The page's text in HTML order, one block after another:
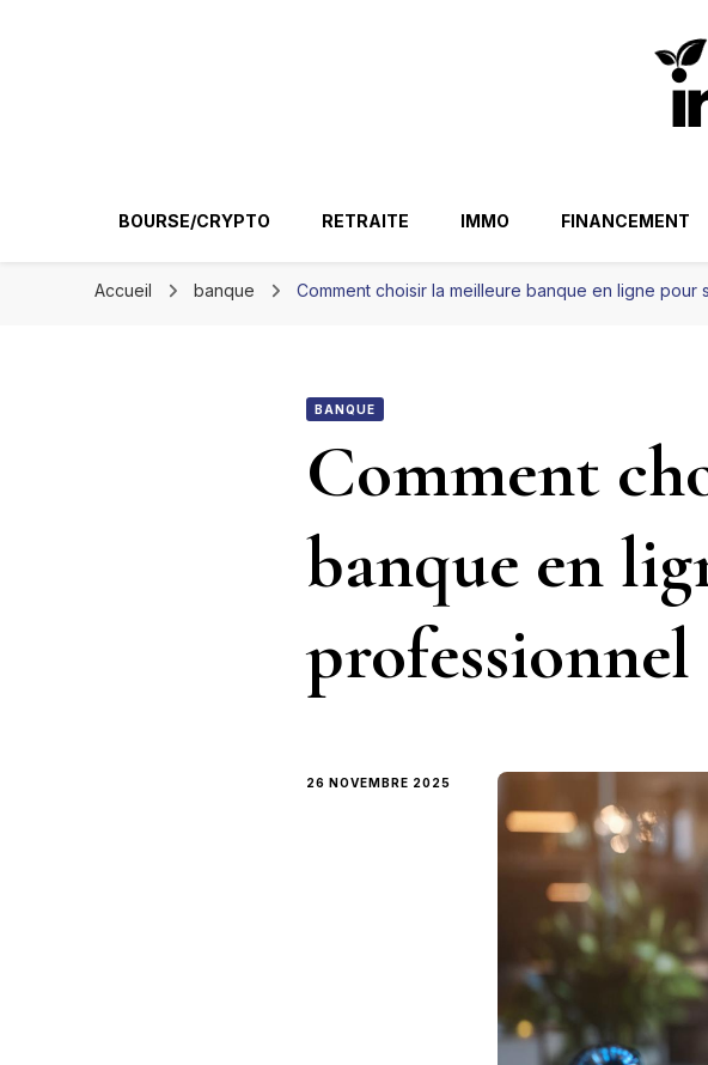
BOURSE/CRYPTO RETRAITE IMMO FINANCEMENT
Accueil banque Comment choisir la meilleure banque en ligne pour
BANQUE
Comment
banque en
professionnel
26 NOVEMBRE 2025